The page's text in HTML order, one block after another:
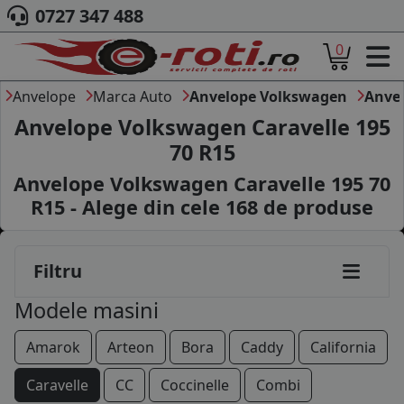
ACASA
DESPRE NOI
ANVELOPE
AUTO
CAMION
MOTO
AGROINDUSTRIALE
CAUTARE DUPA
BLOG
B2B - COLABORARE COMPANII
CONT
0727 347 488
0
Anvelope Marca Auto Anvelope Volkswagen
Anvelope Volkswagen Caravelle 195
70 R15
Anvelope Volkswagen Caravelle 195 70
R15 - Alege din cele 168 de produse
Filtru
Modele masini
Amarok Arteon Bora Caddy
California
Caravelle
CC Coccinelle
Combi